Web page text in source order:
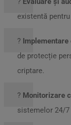
existentă
?
de protecție
criptare.
? Monitorizare
sistemelor 24/7